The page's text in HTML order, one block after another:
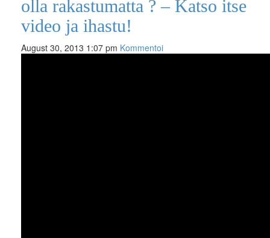
olla rakastumatta ? – Katso itse
video ja ihastu!
August 30, 2013 1:07 pm Kommentoi